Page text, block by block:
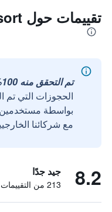
تقييمات حول Andaman Beach Resort
تم التحقق منه 100%
الحجوزات التي تم
مع شركائنا
8.2 جيد جدًا
213 من التقييمات تم التحقق منها